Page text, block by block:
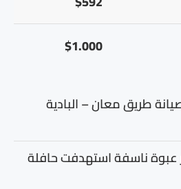
$1.000
طريق معان – البادية
عبوة ناسفة استهدفت حافلة